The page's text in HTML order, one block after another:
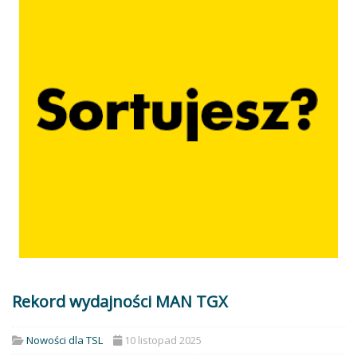
Rekord wydajności MAN TGX
Nowości dla TSL 10 listopad 2025